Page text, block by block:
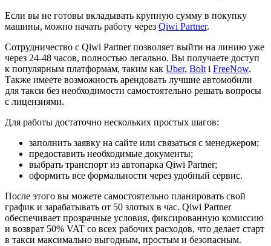
Если вы не готовы вкладывать крупную сумму в покупку
машины, можно начать работу через Qiwi Partner.
Сотрудничество с Qiwi Partner позволяет выйти на линию уже
через 24-48 часов, полностью легально. Вы получаете доступ
к популярным платформам, таким как Uber, Bolt і FreeNow.
Также имеете возможность арендовать лучшие автомобили
для такси без необходимости самостоятельно решать вопросы
с лицензиями.
Для работы достаточно нескольких простых шагов:
заполнить заявку на сайте или связаться с менеджером;
предоставить необходимые документы;
выбрать транспорт из автопарка Qiwi Partner;
оформить все формальности через удобный сервис.
После этого вы можете самостоятельно планировать свой
график и зарабатывать от 50 злотых в час. Qiwi Partner
обеспечивает прозрачные условия, фиксированную комиссию
и возврат 50% VAT со всех рабочих расходов, что делает старт
в такси максимально выгодным, простым и безопасным.